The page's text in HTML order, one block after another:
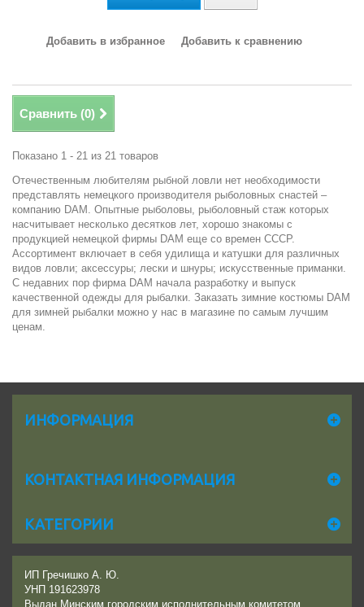
Добавить в избранное Добавить к сравнению
Сравнить (0)
Показано 1 - 21 из 21 товаров
Отечественным любителям рыбной ловли нет необходимости
представлять немецкого производителя рыболовных снастей –
компанию DAM. Опытные рыболовы, рыболовный стаж которых
насчитывает несколько десятков лет, хорошо знакомы с
продукцией немецкой фирмы DAM еще со времен СССР.
Ассортимент включает в себя удилища и катушки для различных
видов ловли; аксессуры; лески и шнуры; искусственные приманки.
С недавних пор фирма DAM начала разработку и выпуск
качественной одежды для рыбалки. Заказать зимние костюмы DAM
для зимней рыбалки можно у нас в магазине по самым лучшим
ценам.
ИНФОРМАЦИЯ
КОНТАКТНАЯ ИНФОРМАЦИЯ
КАТЕГОРИИ
ИП Гречишко А. Ю.
УНП 191623978
Выдан Минским городским исполнительным комитетом